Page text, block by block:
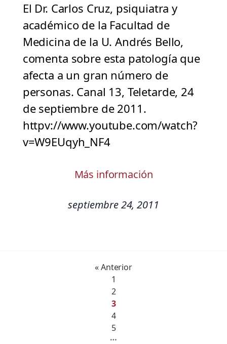
El Dr. Carlos Cruz, psiquiatra y
académico de la Facultad de
Medicina de la U. Andrés Bello,
comenta sobre esta patología que
afecta a un gran número de
personas. Canal 13, Teletarde, 24
de septiembre de 2011.
httpv://www.youtube.com/watch?
v=W9EUqyh_NF4
Más información
septiembre 24, 2011
« Anterior
1
2
3
4
5
…